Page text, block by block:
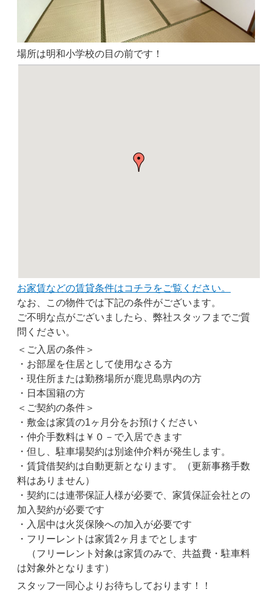
場所は明和小学校の目の前です！
お家賃などの賃貸条件はコチラをご覧ください。
なお、この物件では下記の条件がございます。
ご不明な点がございましたら、弊社スタッフまでご質
問ください。
＜ご入居の条件＞
・お部屋を住居として使用なさる方
・現住所または勤務場所が鹿児島県内の方
・日本国籍の方
＜ご契約の条件＞
・敷金は家賃の1ヶ月分をお預けください
・仲介手数料は￥０－で入居できます
・但し、駐車場契約は別途仲介料が発生します。
・賃貸借契約は自動更新となります。（更新事務手数
料はありません）
・契約には連帯保証人様が必要で、家賃保証会社との
加入契約が必要です
・入居中は火災保険への加入が必要です
・フリーレントは家賃2ヶ月までとします
（フリーレント対象は家賃のみで、共益費・駐車料
は対象外となります）
スタッフ一同心よりお待ちしております！！